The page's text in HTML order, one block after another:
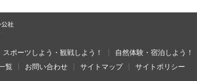
スポーツしよう・観戦しよう！ 自然体験・宿泊しよう！
覧 お問い合わせ サイトマップ サイトポリシー